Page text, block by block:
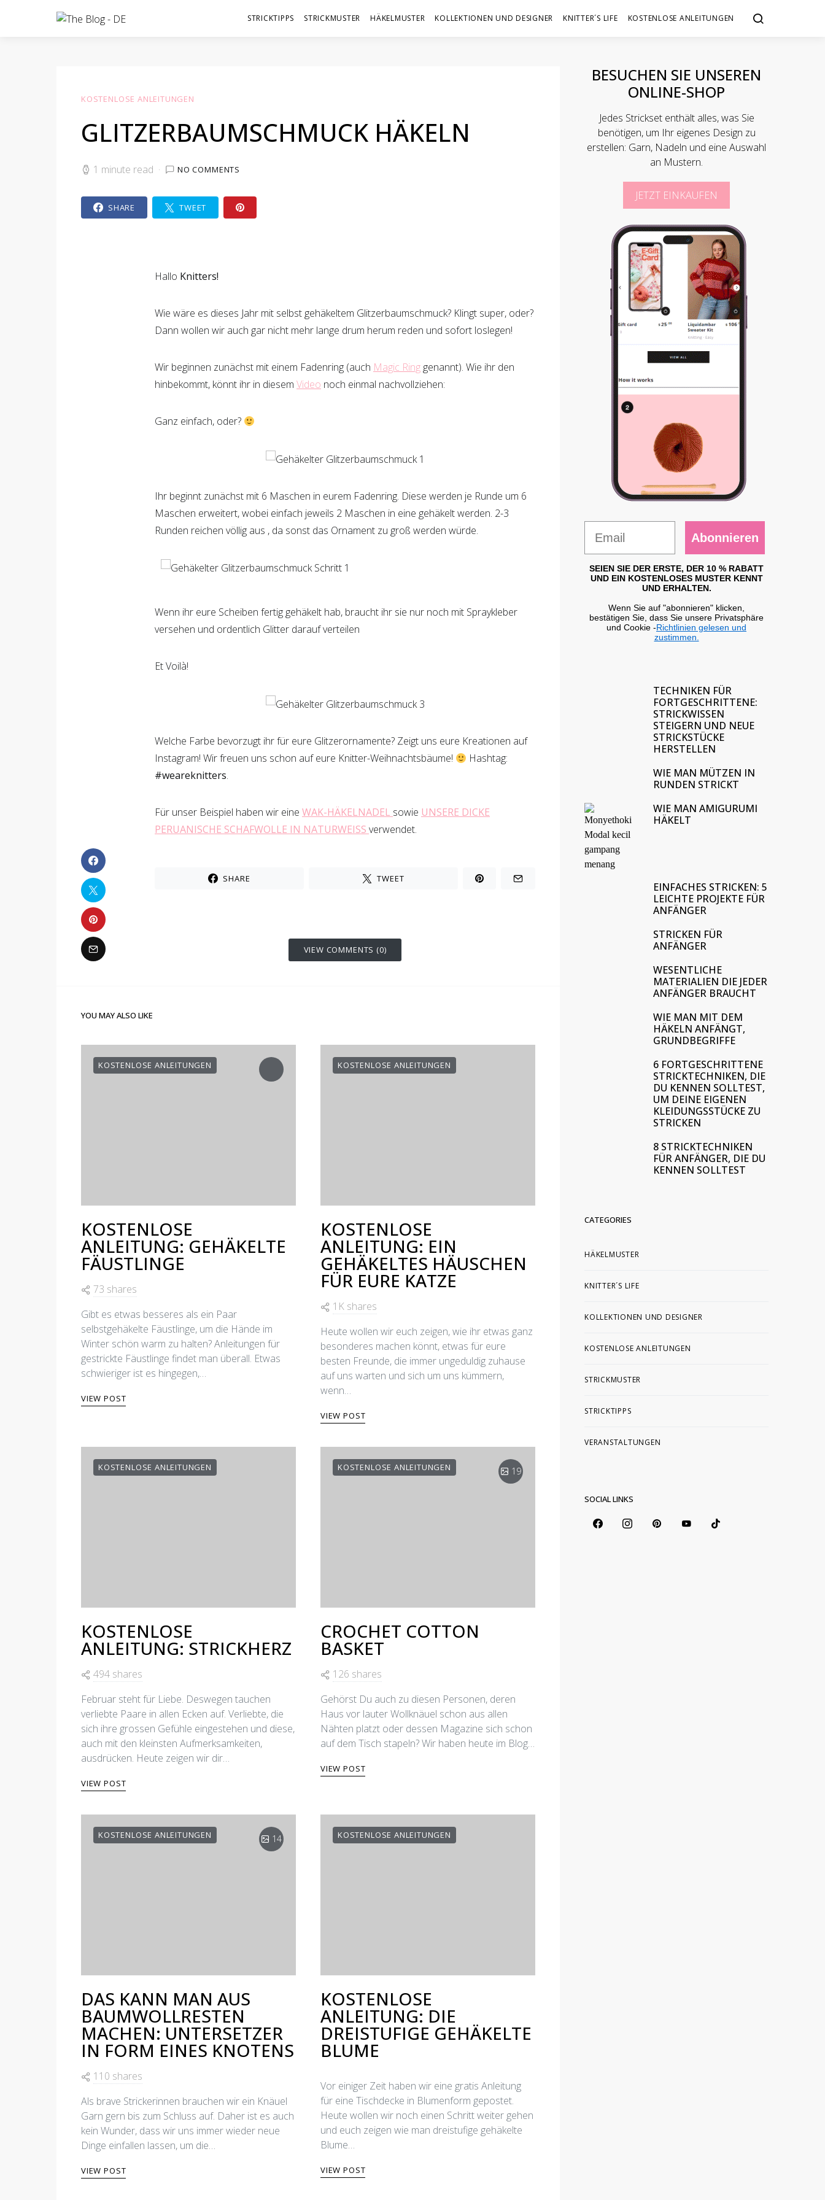
STRICKTIPPS STRICKMUSTER HÄKELMUSTER KOLLEKTIONEN UND DESIGNER KNITTER´S LIFE KOSTENLOSE ANLEITUNGEN
KOSTENLOSE ANLEITUNGEN
GLITZERBAUMSCHMUCK HÄKELN
1 minute read NO COMMENTS
SHARE TWEET
Hallo Knitters!
Wie wäre es dieses Jahr mit selbst gehäkeltem Glitzerbaumschmuck? Klingt super, oder?
Dann wollen wir auch gar nicht mehr lange drum herum reden und sofort loslegen!
Wir beginnen zunächst mit einem Fadenring (auch Magic Ring genannt). Wie ihr den
hinbekommt, könnt ihr in diesem Video noch einmal nachvollziehen:
Ganz einfach, oder?
Ihr beginnt zunächst mit 6 Maschen in eurem Fadenring. Diese werden je Runde um 6
Maschen erweitert, wobei einfach jeweils 2 Maschen in eine gehäkelt werden. 2-3
Runden reichen völlig aus , da sonst das Ornament zu groß werden würde.
Wenn ihr eure Scheiben fertig gehäkelt hab, braucht ihr sie nur noch mit Spraykleber
versehen und ordentlich Glitter darauf verteilen
Et Voilà!
Welche Farbe bevorzugt ihr für eure Glitzerornamente? Zeigt uns eure Kreationen auf
Instagram! Wir freuen uns schon auf eure Knitter-Weihnachtsbäume!
Hashtag:
#weareknitters.
Für unser Beispiel haben wir eine WAK-HÄKELNADEL sowie UNSERE DICKE
PERUANISCHE SCHAFWOLLE IN NATURWEISS verwendet.
SHARE TWEET
VIEW COMMENTS (0)
YOU MAY ALSO LIKE
KOSTENLOSE ANLEITUNGEN
KOSTENLOSE
ANLEITUNG: GEHÄKELTE
FÄUSTLINGE
73 shares
Gibt es etwas besseres als ein Paar
selbstgehäkelte Fäustlinge, um die Hände im
Winter schön warm zu halten? Anleitungen für
gestrickte Fäustlinge findet man überall. Etwas
schwieriger ist es hingegen,…
VIEW POST
KOSTENLOSE ANLEITUNGEN
KOSTENLOSE
ANLEITUNG: EIN
GEHÄKELTES HÄUSCHEN
FÜR EURE KATZE
1K shares
Heute wollen wir euch zeigen, wie ihr etwas ganz
besonderes machen könnt, etwas für eure
besten Freunde, die immer ungeduldig zuhause
auf uns warten und sich um uns kümmern,
wenn…
VIEW POST
KOSTENLOSE ANLEITUNGEN
KOSTENLOSE
ANLEITUNG: STRICKHERZ
494 shares
Februar steht für Liebe. Deswegen tauchen
verliebte Paare in allen Ecken auf. Verliebte, die
sich ihre grossen Gefühle eingestehen und diese,
auch mit den kleinsten Aufmerksamkeiten,
ausdrücken. Heute zeigen wir dir…
VIEW POST
KOSTENLOSE ANLEITUNGEN 19
CROCHET COTTON
BASKET
126 shares
Gehörst Du auch zu diesen Personen, deren
Haus vor lauter Wollknäuel schon aus allen
Nähten platzt oder dessen Magazine sich schon
auf dem Tisch stapeln? Wir haben heute im Blog…
VIEW POST
KOSTENLOSE ANLEITUNGEN 14
DAS KANN MAN AUS
BAUMWOLLRESTEN
MACHEN: UNTERSETZER
IN FORM EINES KNOTENS
110 shares
Als brave Strickerinnen brauchen wir ein Knäuel
Garn gern bis zum Schluss auf. Daher ist es auch
kein Wunder, dass wir uns immer wieder neue
Dinge einfallen lassen, um die…
VIEW POST
KOSTENLOSE ANLEITUNGEN
KOSTENLOSE
ANLEITUNG: DIE
DREISTUFIGE GEHÄKELTE
BLUME
Vor einiger Zeit haben wir eine gratis Anleitung
für eine Tischdecke in Blumenform gepostet.
Heute wollen wir noch einen Schritt weiter gehen
und euch zeigen wie man dreistufige gehäkelte
Blume…
VIEW POST
BESUCHEN SIE UNSEREN
ONLINE-SHOP
Jedes Strickset enthält alles, was Sie
benötigen, um Ihr eigenes Design zu
erstellen: Garn, Nadeln und eine Auswahl
an Mustern.
JETZT EINKAUFEN
Abonnieren
SEIEN SIE DER ERSTE, DER 10 % RABATT
UND EIN KOSTENLOSES MUSTER KENNT
UND ERHALTEN.
Wenn Sie auf "abonnieren" klicken,
bestätigen Sie, dass Sie unsere Privatsphäre
und Cookie -Richtlinien gelesen und
zustimmen.
TECHNIKEN FÜR
FORTGESCHRITTENE:
STRICKWISSEN
STEIGERN UND NEUE
STRICKSTÜCKE
HERSTELLEN
WIE MAN MÜTZEN IN
RUNDEN STRICKT
WIE MAN AMIGURUMI
HÄKELT
EINFACHES STRICKEN: 5
LEICHTE PROJEKTE FÜR
ANFÄNGER
STRICKEN FÜR
ANFÄNGER
WESENTLICHE
MATERIALIEN DIE JEDER
ANFÄNGER BRAUCHT
WIE MAN MIT DEM
HÄKELN ANFÄNGT,
GRUNDBEGRIFFE
6 FORTGESCHRITTENE
STRICKTECHNIKEN, DIE
DU KENNEN SOLLTEST,
UM DEINE EIGENEN
KLEIDUNGSSTÜCKE ZU
STRICKEN
8 STRICKTECHNIKEN
FÜR ANFÄNGER, DIE DU
KENNEN SOLLTEST
CATEGORIES
HÄKELMUSTER
KNITTER´S LIFE
KOLLEKTIONEN UND DESIGNER
KOSTENLOSE ANLEITUNGEN
STRICKMUSTER
STRICKTIPPS
VERANSTALTUNGEN
SOCIAL LINKS